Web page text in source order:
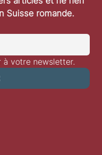
nos concours
articles et ne rien
Suisse romande.
à votre newsletter.